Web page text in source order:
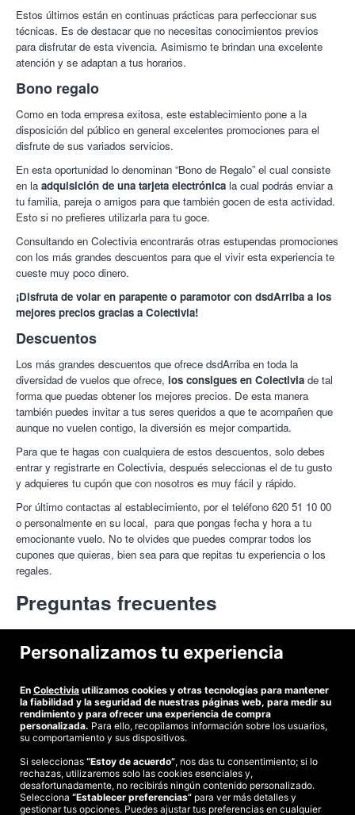
Para más información consulta su
webdesdearribaparamotor.com
Dsdarriba.Es un centro de aventura, deporte y vuelo en el que
podrás practicar parapente (biplaza), parapente y paramotor.
Asimismo, organizan exhibiciones y espectáculos con
formaciones, acrobacias y juegos en el aire; rutas y vuelos para
personas con discapacidad.
¡Las mejores actividades de aventura con Colectivia!
Estos últimos están en continuas prácticas para perfeccionar sus
técnicas. Es de destacar que no necesitas conocimientos previos
para disfrutar de esta vivencia. Asimismo te brindan una excelente
atención y se adaptan a tus horarios.
Bono regalo
Como en toda empresa exitosa, este establecimiento pone a la
disposición del público en general excelentes promociones para el
disfrute de sus variados servicios.
En esta oportunidad lo denominan “Bono de Regalo” el cual consiste
en la adquisición de una tarjeta electrónica la cual podrás enviar a
tu familia, pareja o amigos para que también gocen de esta actividad.
Esto si no prefieres utilizarla para tu goce.
Consultando en Colectivia encontrarás otras estupendas promociones
con los más grandes descuentos para que el vivir esta experiencia te
cueste muy poco dinero.
¡Disfruta de volar en parapente o paramotor con dsdArriba a los
mejores precios gracias a Colectivia!
Descuentos
Los más grandes descuentos que ofrece dsdArriba en toda la
diversidad de vuelos que ofrece, los consigues en Colectivia de tal
forma que puedas obtener los mejores precios. De esta manera
también puedes invitar a tus seres queridos a que te acompañen que
aunque no vuelen contigo, la diversión es mejor compartida.
Para que te hagas con cualquiera de estos descuentos, solo debes
entrar y registrarte en Colectivia, después seleccionas el de tu gusto
y adquieres tu cupón que con nosotros es muy fácil y rápido.
Por último contactas al establecimiento, por el teléfono 620 51 10 00
o personalmente en su local, para que pongas fecha y hora a tu
emocionante vuelo. No te olvides que puedes comprar todos los
cupones que quieras, bien sea para que repitas tu experiencia o los
regales.
Preguntas frecuentes
¿Dónde se encuentran ubicados?
arriba 37 - Zamora – 49162. Es un espacio de fácil acceso y muy
seguro. En el cual te atenderán gustosamente en su horario laboral y
previa cita.
¿Cómo conseguir ofertas para dsdArriba?
Conseguir ofertas paradsdArribaes sencillo, primero accedes y te
navegas entre las muchas opciones que tiene para ti en nuestra web,
de seguro que entre ellas conseguirás varias que se ajusten a tu
gusto y estén al alcance de tu presupuesto.
©2026 Colectivia
Términos y condiciones|Política de privacidad|Política de cookies
Personalizamos tu experiencia
En Colectivia utilizamos cookies y otras tecnologías para mantener
la fiabilidad y la seguridad de nuestras páginas web, para medir su
rendimiento y para ofrecer una experiencia de compra
personalizada. Para ello, recopilamos información sobre los usuarios,
su comportamiento y sus dispositivos.
Si seleccionas “Estoy de acuerdo”, nos das tu consentimiento; si lo
rechazas, utilizaremos solo las cookies esenciales y,
desafortunadamente, no recibirás ningún contenido personalizado.
Selecciona “Establecer preferencias” para ver más detalles y
gestionar tus opciones. Puedes ajustar tus preferencias en cualquier